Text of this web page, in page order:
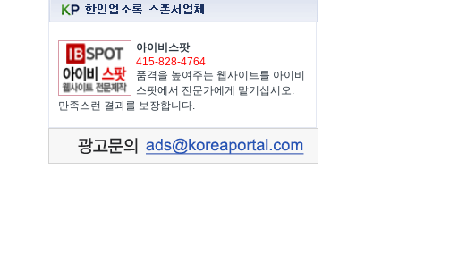
아이비스팟
415-828-4764
품격을 높여주는 웹사이트를 아이비
스팟에서 전문가에게 맡기십시오.
만족스런 결과를 보장합니다.